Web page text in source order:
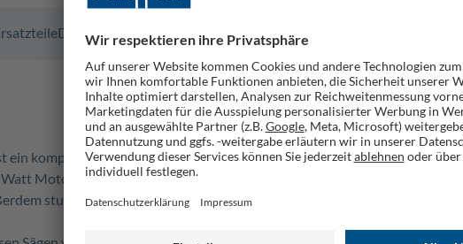
Dokumente FAQ GPSR
ein kompakter, praktischer Helfer in jeder Werkstatt und eignet sich zum
Motor sowie das Sägeblatt mit Ø 210 mm mit 4800 min-1 sorgen für
stufenlos von 0 – 45° neigbar. Geliefert wird die HS210 inklusive